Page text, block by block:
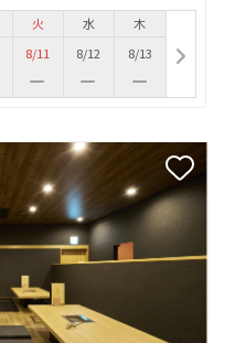
火
8/11
水
8/12
木
8/13